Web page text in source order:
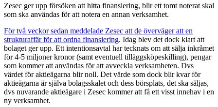
Zesec ger upp försöken att hitta finansiering, blir ett tomt noterat skal
som ska användas för att notera en annan verksamhet.
För två veckor sedan meddelade Zesec att de överväger att en
strukturaffär för att ordna finansiering. Idag blev det dock klart att
bolaget ger upp. Ett intentionsavtal har tecknats om att sälja inkråmet
för 4-5 miljoner kronor (samt eventuell tilläggsköpeskilling), pengar
som kommer att användas för att avveckla verksamheten. Dvs
värdet för aktieägarna blir noll. Det värde som dock blir kvar för
aktieägarna är själva bolagsskalet och dess börsplats, det ska säljas,
dvs nuvarande aktieägare i Zesec kommer att få ett visst innehav i en
ny verksamhet.